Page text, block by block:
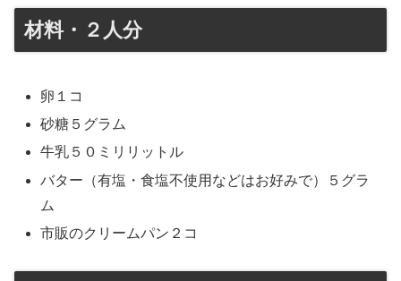
材料・２人分
卵１コ
砂糖５グラム
牛乳５０ミリリットル
バター（有塩・食塩不使用などはお好みで）５グラ
ム
市販のクリームパン２コ